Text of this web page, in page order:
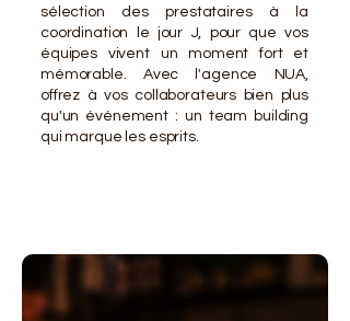
sélection des prestataires à la
coordination le jour J, pour que vos
équipes vivent un moment fort et
mémorable. Avec l'agence NUA,
offrez à vos collaborateurs bien plus
qu'un événement : un team building
qui marque les esprits.